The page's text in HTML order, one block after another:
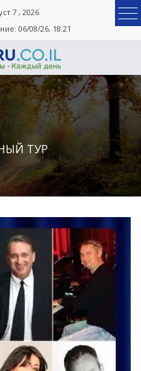
7 , 2026
06/08/26, 18:21
ТУР